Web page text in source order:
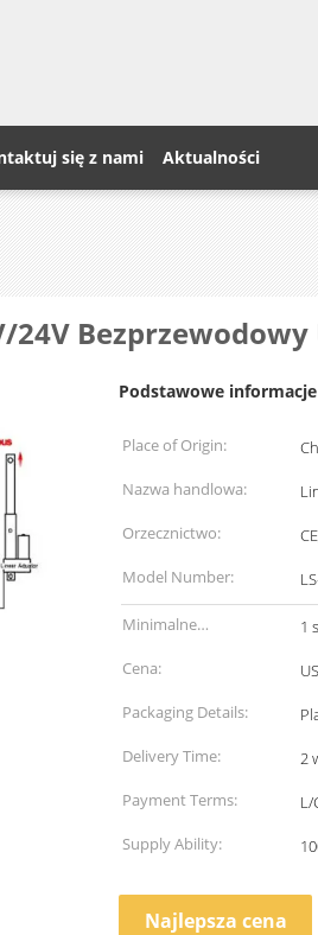
się z nami Aktualności
Podstawowe informacje
Place of Origin:
Nazwa handlowa:
Orzecznictwo:
Model Number:
Minimalne
zamówienie:
1
Cena:
Packaging Details:
Delivery Time:
2
Payment Terms:
L/
Supply Ability:
Najlepsza cena